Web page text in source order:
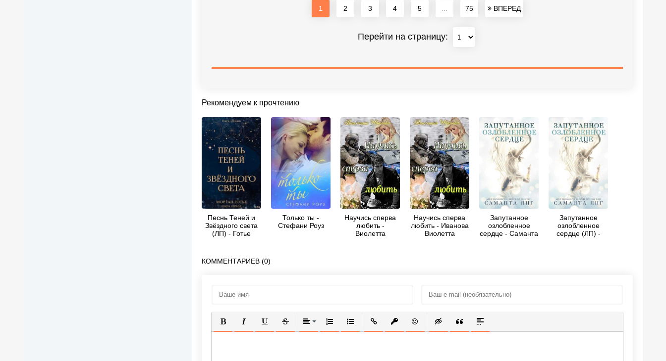
1 2 3 4 5 75 ВПЕРЕД
Перейти на страницу:
Рекомендуем к прочтению
Песнь Теней и
Звёздного света
(ЛП) - Готье
Только ты -
Стефани Роуз
Научись сперва
любить -
Виолетта
Научись сперва
любить - Иванова
Виолетта
Запутанное
озлобленное
сердце - Саманта
Запутанное
озлобленное
сердце (ЛП) -
КОММЕНТАРИЕВ (0)
ПОЛУЖИРНЫЙ
КУРСИВПОДЧЕРКНУТЫЙ
ЗАЧЕРКНУТЫЙВЫРАВНИВАНИЕ
НУМЕРОВАННЫЙ СПИСОК
МАРКИРОВАННЫЙ СПИСОК
ВСТАВИТЬ ССЫЛКУ
ВСТАВИТЬ ЗАЩИЩЕННУЮ ССЫЛКУ
ВСТАВИТЬ СМАЙЛИК
ВСТАВКА СКРЫТОГО ТЕКСТА
ВСТАВКА ЦИТАТЫ
ВСТАВКА СПОЙЛЕРА